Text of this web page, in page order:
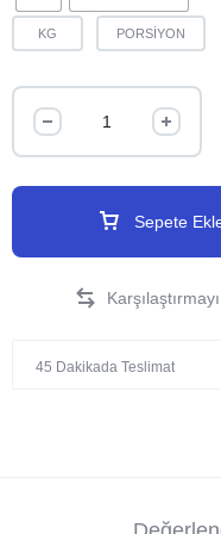
KG PORSİYON
Sepete
45 Dakikada Teslimat